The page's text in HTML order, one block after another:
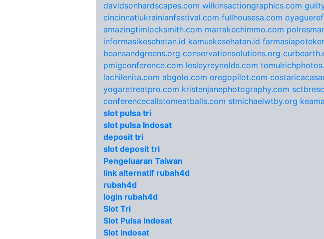
davidsonhardscapes.com wilkinsactiongraphics.com
cincinnatiukrainianfestival.com fullhousesa.com
amazingtimlocksmith.com marrakechimmo.com
informasikesehatan.id kamuskesehatan.id
beansandgreens.org conservationsolutions.org
pmigconference.com lesleyreynolds.com
lachilenita.com abgolo.com oregopilot.com
yogaretreatpro.com kristenjanephotography.com
conferencecallstomeatballs.com stmichaelwtby.org
slot pulsa tri
slot pulsa Indosat
deposit tri
slot deposit tri
Pengeluaran Taiwan
link alternatif rubah4d
rubah4d
login rubah4d
Slot Tri
Slot Pulsa Indosat
Slot Indosat